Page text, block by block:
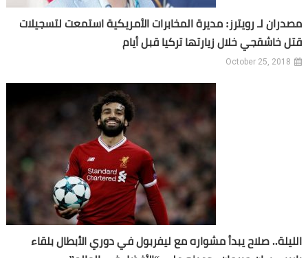
مصدران لـ رويترز: مديرة المخابرات الأمريكية استمعت لتسجيلات
قتل خاشقجي خلال زيارتها تركيا قبل أيام
October 25, 2018
الليلة.. صلاح يبدأ مشواره مع ليفربول في دوري الأبطال بلقاء